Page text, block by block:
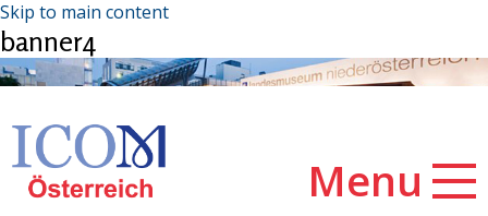
Skip to main content
banner4
Menu